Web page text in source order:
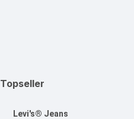
Topseller
Levi's® Jeans